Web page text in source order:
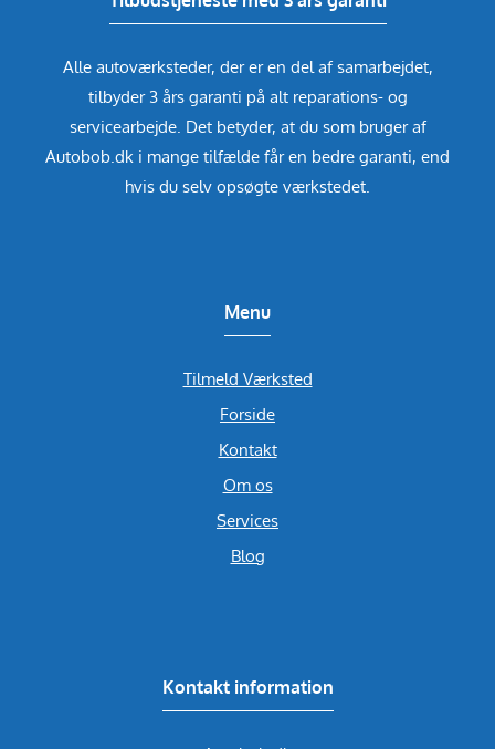
Alle autoværksteder, der er en del af samarbejdet,
tilbyder 3 års garanti på alt reparations- og
servicearbejde. Det betyder, at du som bruger af
Autobob.dk i mange tilfælde får en bedre garanti, end
hvis du selv opsøgte værkstedet.
Menu
Tilmeld Værksted
Forside
Kontakt
Om os
Services
Blog
Kontakt information